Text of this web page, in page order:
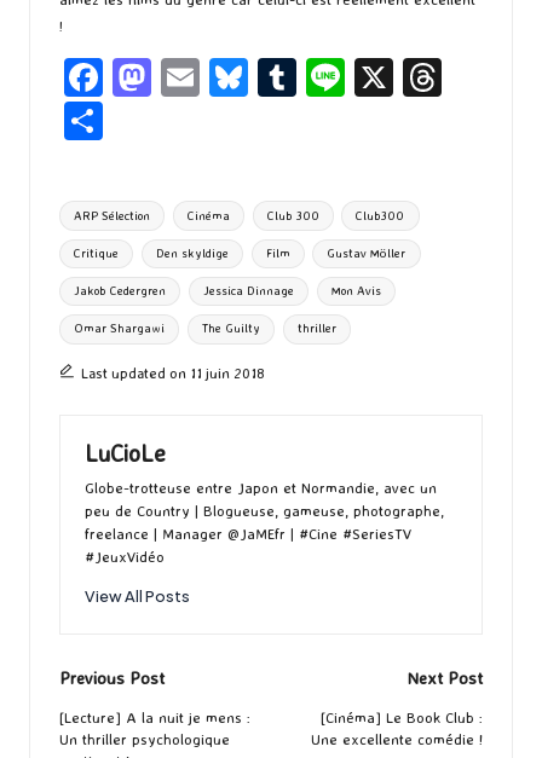
!
Fa
o
o
k
M
d
o
n
E
l
Bl
ky
T
bl
r
Li X
ta
g
er
Tags:
ARP Sélection Cinéma Club 300 Club300
Critique Den skyldige Film Gustav Möller
Jakob Cedergren Jessica Dinnage Mon Avis
Omar Shargawi The Guilty thriller
Last updated on 11 juin 2018
LuCioLe
Globe-trotteuse entre Japon et Normandie, avec un
peu de Country | Blogueuse, gameuse, photographe,
freelance | Manager @JaMEfr | #Cine #SeriesTV
#JeuxVidéo
View All Posts
Post
navigation
Previous Post
[Lecture] A la nuit je mens :
Un thriller psychologique
Next Post
[Cinéma] Le Book Club :
Une excellente comédie !